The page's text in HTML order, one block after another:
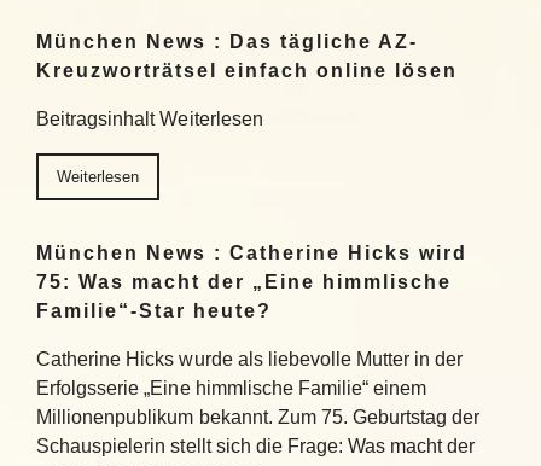
München News : Das tägliche AZ-
Kreuzworträtsel einfach online lösen
Beitragsinhalt Weiterlesen
Weiterlesen
München News : Catherine Hicks wird
75: Was macht der „Eine himmlische
Familie“-Star heute?
Catherine Hicks wurde als liebevolle Mutter in der
Erfolgsserie „Eine himmlische Familie“ einem
Millionenpublikum bekannt. Zum 75. Geburtstag der
Schauspielerin stellt sich die Frage: Was macht der